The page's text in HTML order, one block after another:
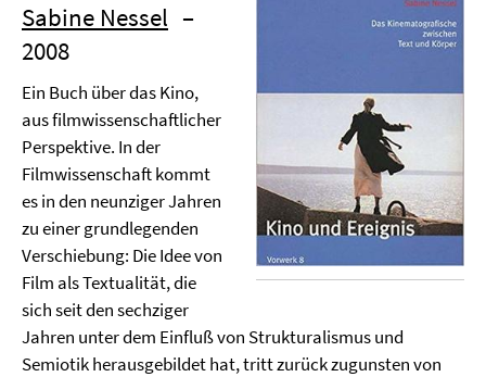
Sabine Nessel –
2008
Ein Buch über das Kino,
aus filmwissenschaftlicher
Perspektive. In der
Filmwissenschaft kommt
es in den neunziger Jahren
zu einer grundlegenden
Verschiebung: Die Idee von
Film als Textualität, die
sich seit den sechziger
Jahren unter dem Einfluß von Strukturalismus und
Semiotik herausgebildet hat, tritt zurück zugunsten von